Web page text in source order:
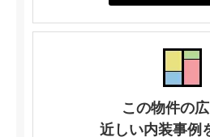
この物件の
近しい内装事例